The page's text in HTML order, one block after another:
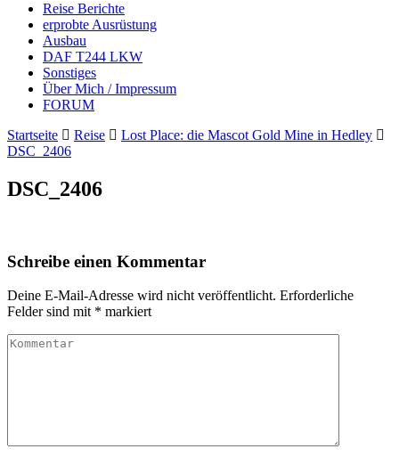
Reise Berichte
erprobte Ausrüstung
Ausbau
DAF T244 LKW
Sonstiges
Über Mich / Impressum
FORUM
Startseite
Reise
Lost Place: die Mascot Gold Mine in Hedley
DSC_2406
DSC_2406
Schreibe einen Kommentar
Deine E-Mail-Adresse wird nicht veröffentlicht. Erforderliche
Felder sind mit * markiert
Kommentar